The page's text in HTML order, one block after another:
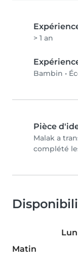
> 1 an
Bambin •
Pièce
Malak a
complété
Lun
Matin